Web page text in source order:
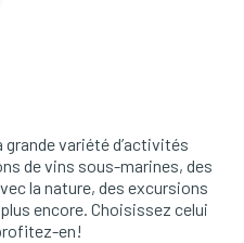
variété d’activités
de vins sous-marines, des
la nature, des excursions
encore. Choisissez celui
en!